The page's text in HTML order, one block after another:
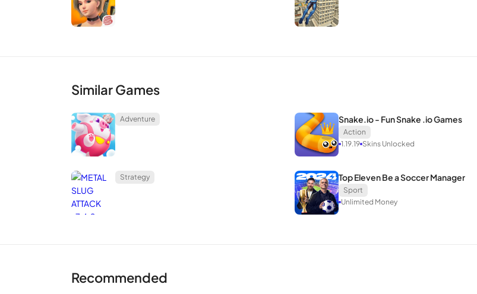
Similar Games
Adventure Snake.io - Fun Snake .io Games
Action
1.19.19 Skins Unlocked
Strategy Top Eleven Be a Soccer Manager
Sport
Unlimited Money
Recommended